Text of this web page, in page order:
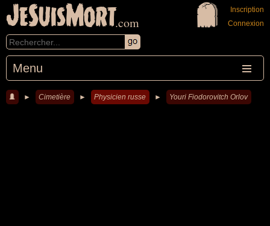
JeSuisMort.com
Menu
Inscription
Connexion
► Cimetière ► Physicien russe ► Youri Fiodorovitch Orlov